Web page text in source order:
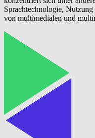
Sprachtechnologie,
von multimedialen und